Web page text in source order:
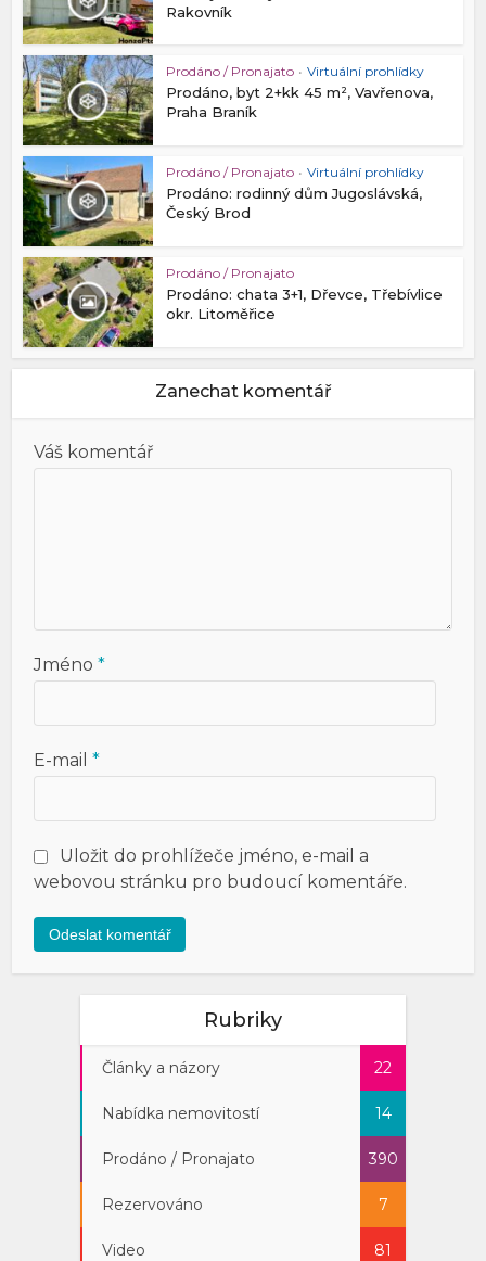
Rakovník
Prodáno / Pronajato • Virtuální prohlídky
Prodáno, byt 2+kk 45 m², Vavřenova,
Praha Braník
Prodáno / Pronajato • Virtuální prohlídky
Prodáno: rodinný dům Jugoslávská,
Český Brod
Prodáno / Pronajato
Prodáno: chata 3+1, Dřevce, Třebívlice
okr. Litoměřice
Zanechat komentář
Váš komentář
Jméno*
E-mail*
Uložit do prohlížeče jméno, e-mail a
webovou stránku pro budoucí komentáře.
Rubriky
Články a názory 22
Nabídka nemovitostí 14
Prodáno / Pronajato 390
Rezervováno 7
Video 81